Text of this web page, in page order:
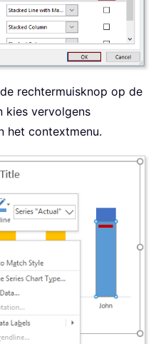
rechtermuisknop op de
kies vervolgens
het contextmenu.